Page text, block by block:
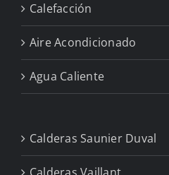
Calefacción
Aire Acondicionado
Agua Caliente
Calderas Saunier Duval